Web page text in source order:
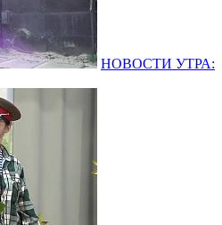
НОВОСТИ УТРА: